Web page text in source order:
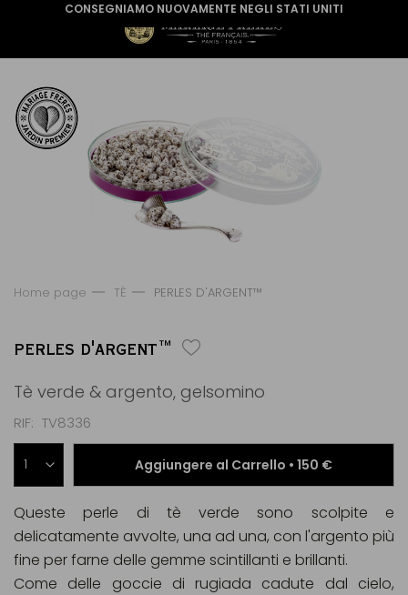
CONSEGNIAMO NUOVAMENTE NEGLI STATI UNITI
Home page TÈ PERLES D'ARGENT™
PERLES D'ARGENT™
Tè verde & argento, gelsomino
RIF TV8336
Aggiungere al Carrello • 150 €
Queste perle di tè verde sono scolpite e
delicatamente avvolte, una ad una, con l'argento più
fine per farne delle gemme scintillanti e brillanti.
Come delle goccie di rugiada cadute dal cielo,